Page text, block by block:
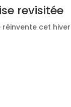
revisitée
réinvente cet